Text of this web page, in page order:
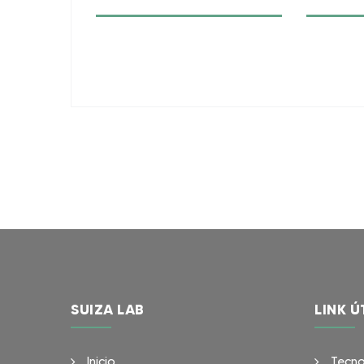
SUIZA LAB LINK